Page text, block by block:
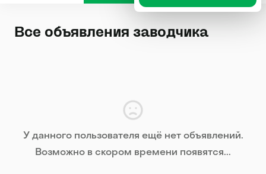
Все объявления заводчика
У данного пользователя ещё нет объявлений.
Возможно в скором времени появятся...